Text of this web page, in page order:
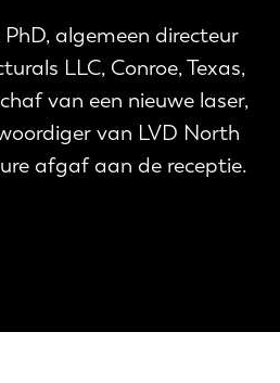
algemeen directeur
LLC, Conroe, Texas,
van een nieuwe laser,
van LVD North
afgaf aan de receptie.